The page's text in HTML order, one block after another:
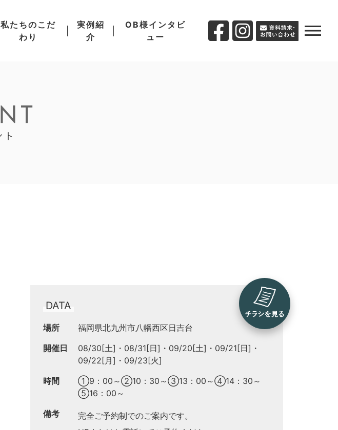
私たちのこだ
わり
実例紹
介
OB様インタビ
ュー
DATA
場所
福岡県北九州市八幡西区日吉台
開催日
08/30[土] 08/31[日] 09/20[土]
09/21[日]
09/22[月]
09/23[火]
時間
①9：00～②10：30～③13：00～④14：30～
⑤16：00～
備考
完全ご予約制でのご案内です。